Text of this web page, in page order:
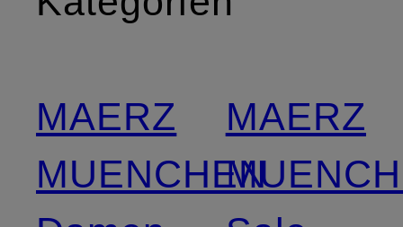
MAERZ
MUENCHEN
MAERZ